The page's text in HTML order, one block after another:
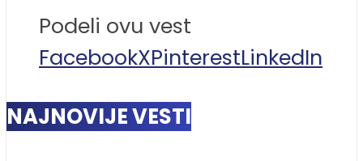
Podeli ovu vest
FacebookXPinterestLinkedIn
NAJNOVIJE VESTI